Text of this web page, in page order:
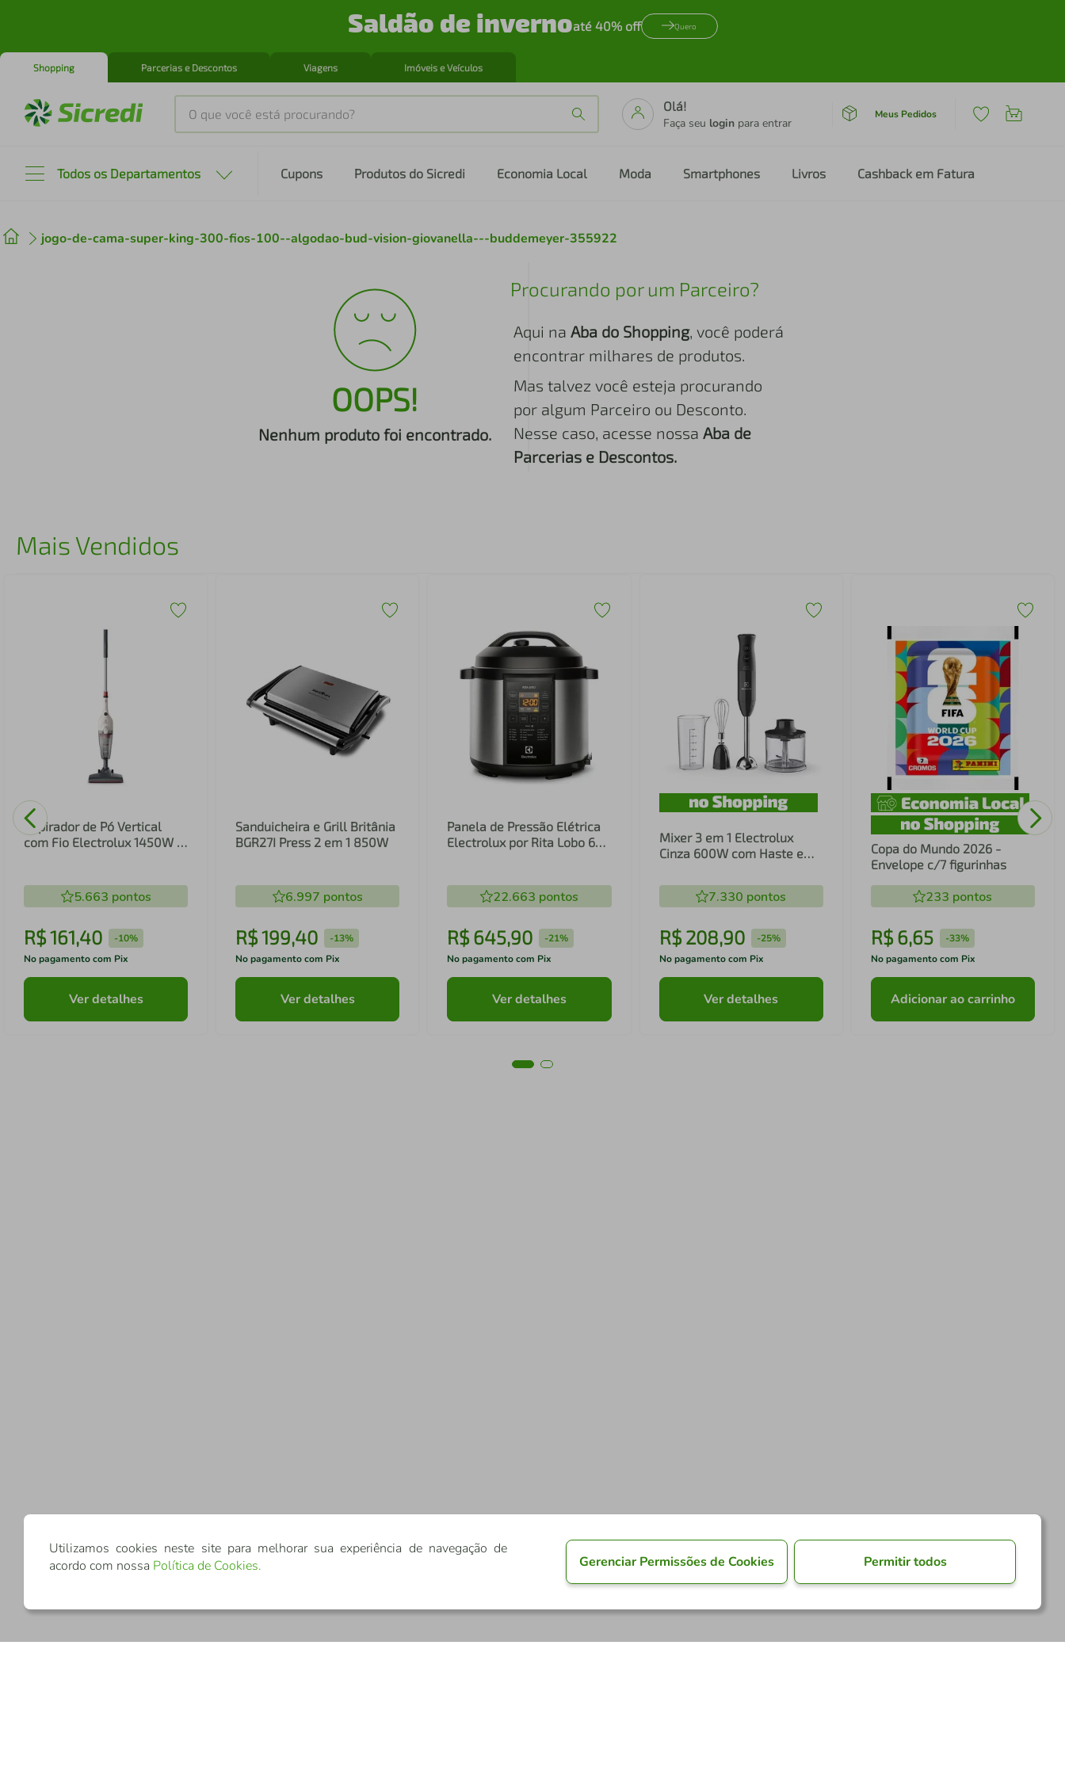
Saldão de invernoaté 40% off Quero
Shopping Parcerias e Descontos Viagens Imóveis e Veículos
O que você está procurando?
Olá!
Faça seu login para entrar
Meus Pedidos
Todos os Departamentos Cupons Produtos do Sicredi Economia Local Moda Smartphones Livros Cashback em Fatura
jogo-de-cama-super-king-300-fios-100--algodao-bud-vision-giovanella---buddemeyer-355922
OOPS!
Nenhum produto foi encontrado.
Procurando por um Parceiro?
Aqui na Aba do Shopping, você poderá
encontrar milhares de produtos.
Mas talvez você esteja procurando
por algum Parceiro ou Desconto.
Nesse caso, acesse nossa Aba de
Parcerias e Descontos.
Mais Vendidos
Aspirador de Pó Vertical
com Fio Electrolux 1450W 2
5.663 pontos
R$161,40 -10%
No pagamento com Pix
Ver detalhes
Sanduicheira e Grill Britânia
BGR27I Press 2 em 1 850W
6.997 pontos
R$199,40 -13%
No pagamento com Pix
Ver detalhes
Panela de Pressão Elétrica
Electrolux por Rita Lobo 6L
22.663 pontos
R$645,90 -21%
No pagamento com Pix
Ver detalhes
Mixer 3 em 1 Electrolux
Cinza 600W com Haste em
(EIB20)
7.330 pontos
R$ 208,90 -25%
No pagamento com Pix
Ver detalhes
Copa do Mundo 2026 -
Envelope c/7 figurinhas
233 pontos
R$ 6,65 -33%
No pagamento com Pix
Adicionar ao carrinho
Utilizamos cookies neste site para melhorar sua experiência de navegação de
acordo com nossa Política de Cookies. Gerenciar Permissões de Cookies Permitir todos
2º cafeteira